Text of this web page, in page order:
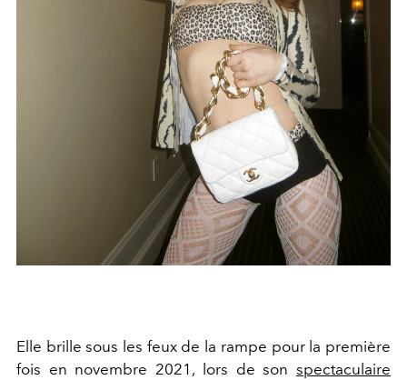
Elle brille sous les feux de la rampe pour la première
fois en novembre 2021, lors de son spectaculaire